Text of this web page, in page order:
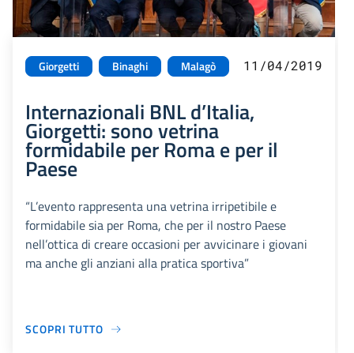
Giorgetti Binaghi Malagò 11/04/2019
Internazionali BNL d’Italia,
Giorgetti: sono vetrina
formidabile per Roma e per il
Paese
“L’evento rappresenta una vetrina irripetibile e
formidabile sia per Roma, che per il nostro Paese
nell’ottica di creare occasioni per avvicinare i giovani
ma anche gli anziani alla pratica sportiva”
SCOPRI TUTTO